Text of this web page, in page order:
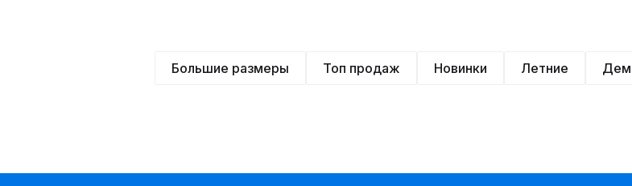
Большие размеры Топ продаж Новинки Летние